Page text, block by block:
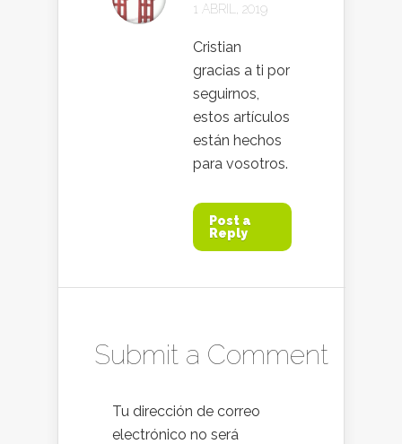
1 ABRIL, 2019
Cristian
gracias a ti por
seguirnos,
estos artículos
están hechos
para vosotros.
Post a
Reply
Submit a Comment
Tu dirección de correo
electrónico no será